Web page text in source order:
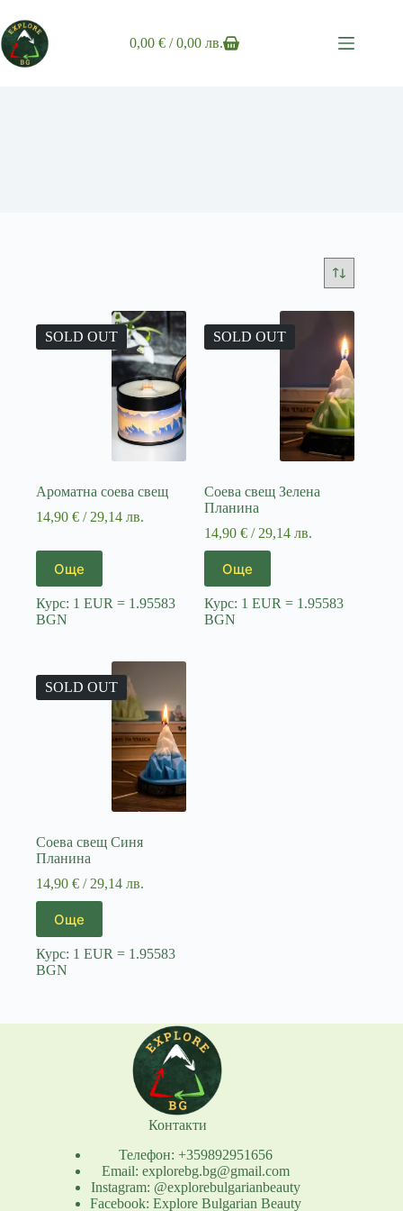
to
content
Shopping
0,00€ / 0,00 лв.
SOLD OUT
Ароматна соева свещ
14,90 € / 29,14 лв.
Още
Курс: 1 EUR = 1.95583
BGN
SOLD OUT
Соева свещ Зелена
Планина
14,90€ / 29,14 лв.
Още
Курс: 1 EUR = 1.95583
BGN
SOLD OUT
Соева свещ Синя
Планина
14,90 € / 29,14 лв.
Още
Курс: 1 EUR = 1.95583
BGN
Контакти
Телефон: +359892951656
Email: explorebg.bg@gmail.com
Instagram: @explorebulgarianbeauty
Facebook: Explore Bulgarian Beauty